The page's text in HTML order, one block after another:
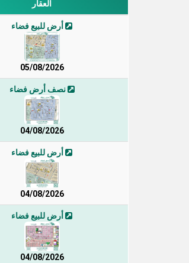
العقار
أرض للبيع فضاء
05/08/2026
نصف أرض فضاء
04/08/2026
أرض للبيع فضاء
04/08/2026
أرض للبيع فضاء
04/08/2026